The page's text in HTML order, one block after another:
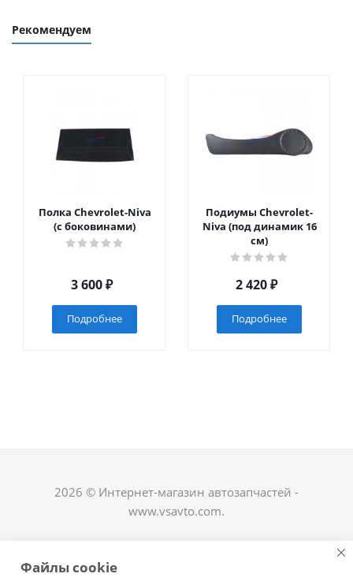
Рекомендуем
Полка Chevrolet-Niva
(с боковинами)
3 600₽
Подробнее
Подиумы Chevrolet-
Niva (под динамик 16
см)
2 420₽
Подробнее
2026 © Интернет-магазин автозапчастей -
www.vsavto.com.
Файлы cookie